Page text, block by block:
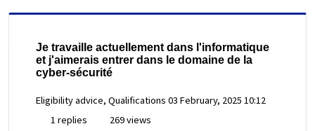
Je travaille actuellement dans l'informatique
et j'aimerais entrer dans le domaine de la
cyber-sécurité
Eligibility advice, Qualifications 03 February, 2025 10:12
1 replies
269 views